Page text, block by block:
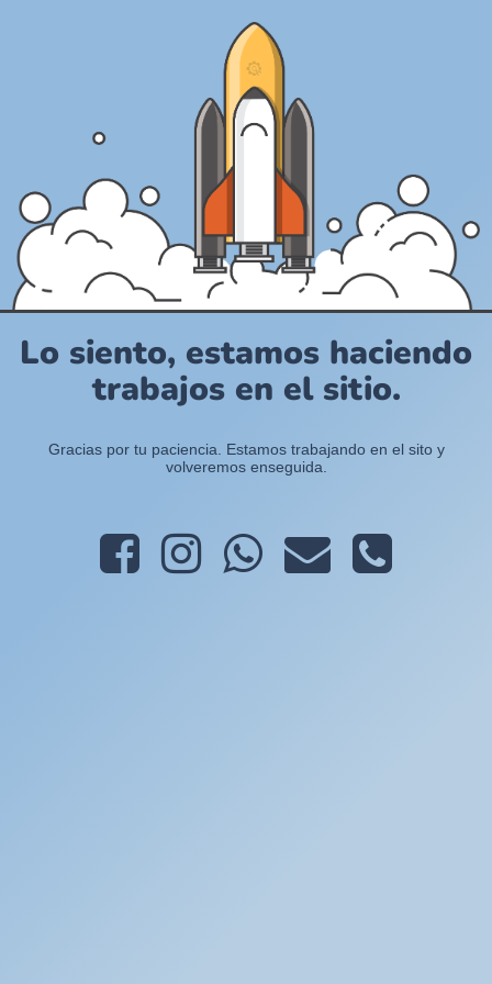
Lo siento, estamos haciendo
trabajos en el sitio.
Gracias por tu paciencia. Estamos trabajando en el sito y
volveremos enseguida.